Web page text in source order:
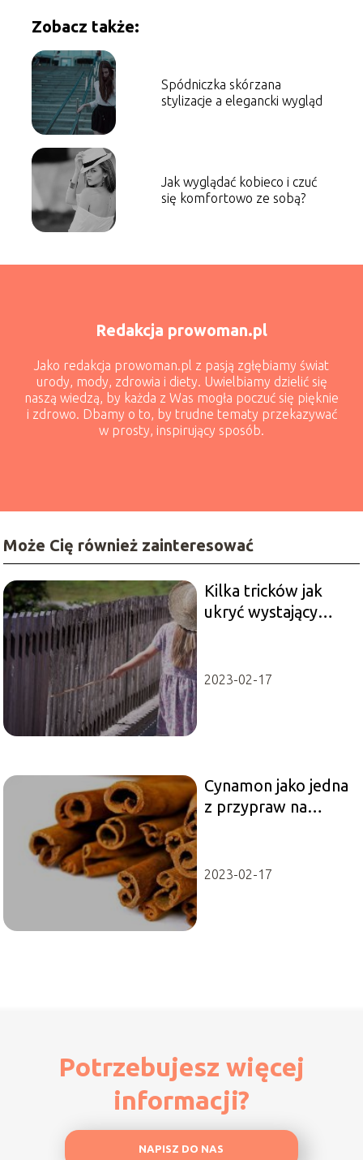
Zobacz także:
Spódniczka skórzana
stylizacje a elegancki wygląd
Jak wyglądać kobieco i czuć
się komfortowo ze sobą?
Redakcja prowoman.pl
Jako redakcja prowoman.pl z pasją zgłębiamy świat
urody, mody, zdrowia i diety. Uwielbiamy dzielić się
naszą wiedzą, by każda z Was mogła poczuć się pięknie
i zdrowo. Dbamy o to, by trudne tematy przekazywać
w prosty, inspirujący sposób.
Może Cię również zainteresować
Kilka tricków jak
ukryć wystający
2023-02-17
Cynamon jako jedna
z przypraw na
2023-02-17
Potrzebujesz więcej
informacji?
NAPISZ DO NAS